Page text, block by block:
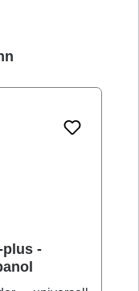
plus -